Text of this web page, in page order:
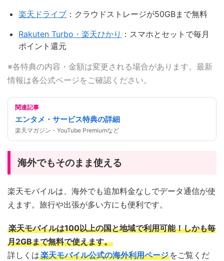
楽天ドライブ ：クラウドストレージが50GBまで無料
Rakuten Turbo・楽天ひかり ：スマホとセットで毎月
ポイント還元
※各特典の内容・金額は変更される場合があります。最新
情報は各公式ページをご確認ください。
関連記事
エンタメ・サービス特典の詳細
楽天マガジン・YouTube Premiumなど
海外でもそのまま使える
楽天モバイルは、海外でも追加料金なしでデータ通信が使
えます。旅行や出張が多い方にも便利です。
楽天モバイルは100以上の国と地域で利用可能！しかも毎
月2GBまで無料で使えます。
詳しくは楽天モバイル公式の海外利用ページ をご覧くだ